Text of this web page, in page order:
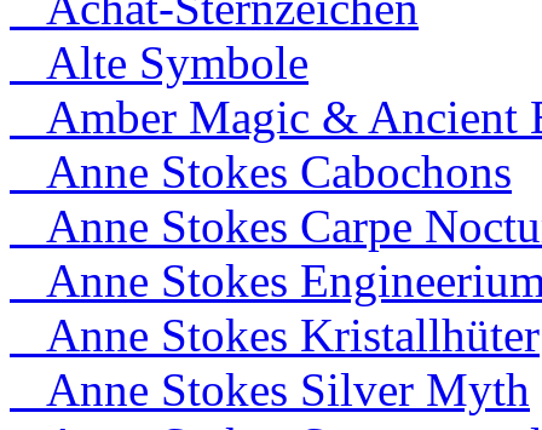
Alte Symbole
Amber Magic & Ancient
Anne Stokes Cabochons
Anne Stokes Carpe
Anne Stokes
Anne Stokes Kristallhüter
Anne Stokes Silver Myth